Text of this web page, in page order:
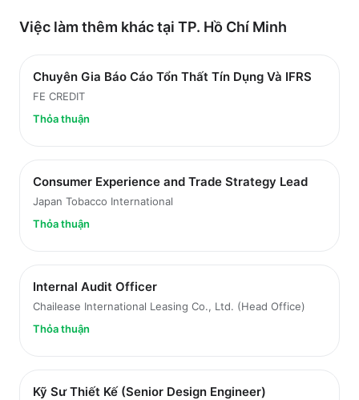
Việc làm thêm khác tại TP. Hồ Chí Minh
Chuyên Gia Báo Cáo Tổn Thất Tín Dụng Và IFRS
FE CREDIT
Thỏa thuận
Consumer Experience and Trade Strategy Lead
Japan Tobacco International
Thỏa thuận
Internal Audit Officer
Chailease International Leasing Co., Ltd. (Head Office)
Thỏa thuận
Kỹ Sư Thiết Kế (Senior Design Engineer)